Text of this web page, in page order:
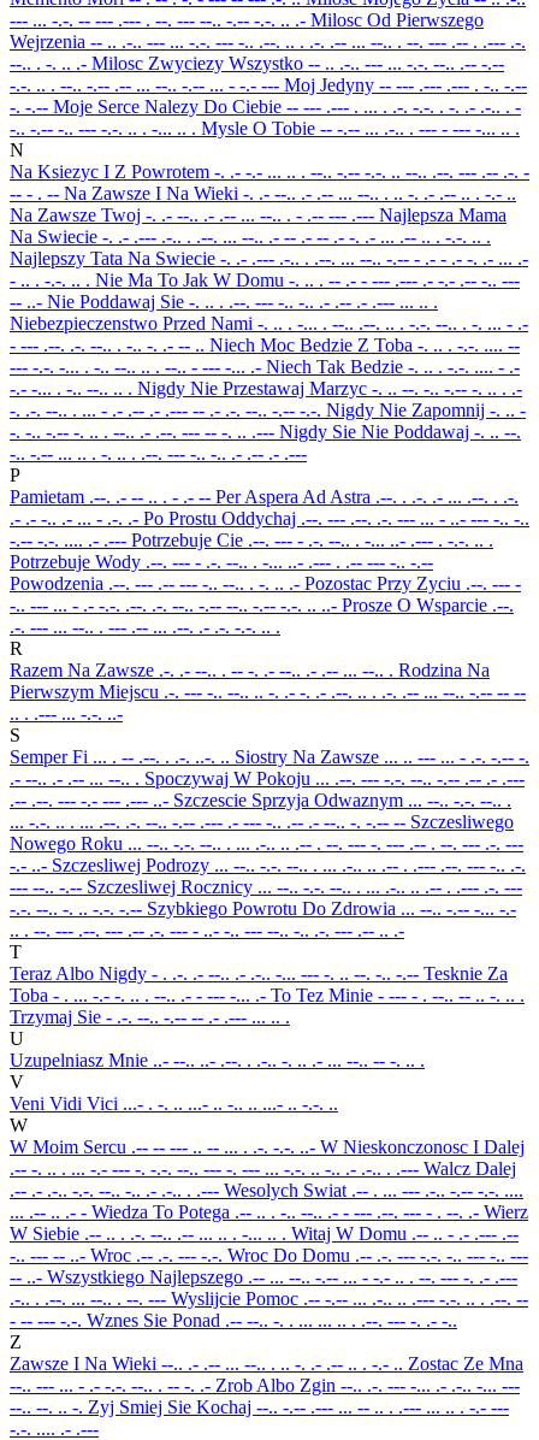
--- ... -.-. -- --- .--- . --. --- --.. -.-- -.-. .. .- Milosc Od Pierwszego
Wejrzenia -- .. .-.. --- ... -.-. --- -.. .--. .. . .-. .-- ... --.. . --. --- .-- . .--- .-.
--.. . -. .. .- Milosc Zwyciezy Wszystko -- .. .-.. --- ... -.-. --.. .-- -.--
-.-. .. . --.. -.-- .-- ... --.. -.-- ... - -.- --- Moj Jedyny -- --- .--- .--- . -.. -.--
-. -.-- Moje Serce Nalezy Do Ciebie -- --- .--- . ... . .-. -.-. . -. .- .-.. . -
-.. -.-- -.. --- -.-. .. . -... .. . Mysle O Tobie -- -.-- ... .-.. . --- - --- -... .. .
N
Na Ksiezyc I Z Powrotem -. .- -.- ... .. . --.. -.-- -.-. .. --.. .--. --- .-- .-. -
-- - . -- Na Zawsze I Na Wieki -. .- --.. .- .-- ... --.. . .. -. .- .-- .. . -.- ..
Na Zawsze Twoj -. .- --.. .- .-- ... --.. . - .-- --- .--- Najlepsza Mama
Na Swiecie -. .- .--- .-.. . .--. ... --.. .- -- .- -- .- -. .- ... .-- .. . -.-. .. .
Najlepszy Tata Na Swiecie -. .- .--- .-.. . .--. ... --.. -.-- - .- - .- -. .- ... .-
- .. . -.-. .. . Nie Ma To Jak W Domu -. .. . -- .- - --- .--- .- -.- .-- -.. ---
-- ..- Nie Poddawaj Sie -. .. . .--. --- -.. -.. .- .-- .- .--- ... .. .
Niebezpieczenstwo Przed Nami -. .. . -... . --.. .--. .. . -.-. --.. . -. ... - .-
- --- .--. .-. --.. . -.. -. .- -- .. Niech Moc Bedzie Z Toba -. .. . -.-. .... --
--- -.-. -... . -.. --.. .. . --.. - --- -... .- Niech Tak Bedzie -. .. . -.-. .... - .-
-.- -... . -.. --.. .. . Nigdy Nie Przestawaj Marzyc -. .. --. -.. -.-- -. .. . .-
-. .-. --.. . ... - .- .-- .- .--- -- .- .-. --.. -.-- -.-. Nigdy Nie Zapomnij -. .. -
-. -.. -.-- -. .. . --.. .- .--. --- -- -. .. .--- Nigdy Sie Nie Poddawaj -. .. --.
-.. -.-- ... .. . -. .. . .--. --- -.. -.. .- .-- .- .---
P
Pamietam .--. .- -- .. . - .- -- Per Aspera Ad Astra .--. . .-. .- ... .--. . .-.
.- .- -.. .- ... - .-. .- Po Prostu Oddychaj .--. --- .--. .-. --- ... - ..- --- -.. -..
-.-- -.-. .... .- .--- Potrzebuje Cie .--. --- - .-. --.. . -... ..- .--- . -.-. .. .
Potrzebuje Wody .--. --- - .-. --.. . -... ..- .--- . .-- --- -.. -.--
Powodzenia .--. --- .-- --- -.. --.. . -. .. .- Pozostac Przy Zyciu .--. --- -
-.. --- ... - .- -.-. .--. .-. --.. -.-- --.. -.-- -.-. .. ..- Prosze O Wsparcie .--.
.-. --- ... --.. . --- .-- ... .--. .- .-. -.-. .. .
R
Razem Na Zawsze .-. .- --.. . -- -. .- --.. .- .-- ... --.. . Rodzina Na
Pierwszym Miejscu .-. --- -.. --.. .. -. .- -. .- .--. .. . .-. .-- ... --.. -.-- -- --
.. . .--- ... -.-. ..-
S
Semper Fi ... . -- .--. . .-. ..-. .. Siostry Na Zawsze ... .. --- ... - .-. -.-- -.
.- --.. .- .-- ... --.. . Spoczywaj W Pokoju ... .--. --- -.-. --.. -.-- .-- .- .---
.-- .--. --- -.- --- .--- ..- Szczescie Sprzyja Odwaznym ... --.. -.-. --.. .
... -.-. .. . ... .--. .-. --.. -.-- .--- .- --- -.. .-- .- --.. -. -.-- -- Szczesliwego
Nowego Roku ... --.. -.-. --.. . ... .-.. .. .-- . --. --- -. --- .-- . --. --- .-. ---
-.- ..- Szczesliwej Podrozy ... --.. -.-. --.. . ... .-.. .. .-- . .--- .--. --- -.. .-.
--- --.. -.-- Szczesliwej Rocznicy ... --.. -.-. --.. . ... .-.. .. .-- . .--- .-. ---
-.-. --.. -. .. -.-. -.-- Szybkiego Powrotu Do Zdrowia ... --.. -.-- -... -.-
.. . --. --- .--. --- .-- .-. --- - ..- -.. --- --.. -.. .-. --- .-- .. .-
T
Teraz Albo Nigdy - . .-. .- --.. .- .-.. -... --- -. .. --. -.. -.-- Tesknie Za
Toba - . ... -.- -. .. . --.. .- - --- -... .- To Tez Minie - --- - . --.. -- .. -. .. .
Trzymaj Sie - .-. --.. -.-- -- .- .--- ... .. .
U
Uzupelniasz Mnie ..- --.. ..- .--. . .-.. -. .. .- ... --.. -- -. .. .
V
Veni Vidi Vici ...- . -. .. ...- .. -.. .. ...- .. -.-. ..
W
W Moim Sercu .-- -- --- .. -- ... . .-. -.-. ..- W Nieskonczonosc I Dalej
.-- -. .. . ... -.- --- -. -.-. --.. --- -. --- ... -.-. .. -.. .- .-.. . .--- Walcz Dalej
.-- .- .-.. -.-. --.. -.. .- .-.. . .--- Wesolych Swiat .-- . ... --- .-.. -.-- -.-. ....
... .-- .. .- - Wiedza To Potega .-- .. . -.. --.. .- - --- .--. --- - . --. .- Wierz
W Siebie .-- .. . .-. --.. .-- ... .. . -... .. . Witaj W Domu .-- .. - .- .--- .--
-.. --- -- ..- Wroc .-- .-. --- -.-. Wroc Do Domu .-- .-. --- -.-. -.. --- -.. ---
-- ..- Wszystkiego Najlepszego .-- ... --.. -.-- ... - -.- .. . --. --- -. .- .---
.-.. . .--. ... --.. . --. --- Wyslijcie Pomoc .-- -.-- ... .-.. .. .--- -.-. .. . .--. --
- -- --- -.-. Wznes Sie Ponad .-- --.. -. . ... ... .. . .--. --- -. .- -..
Z
Zawsze I Na Wieki --.. .- .-- ... --.. . .. -. .- .-- .. . -.- .. Zostac Ze Mna
--.. --- ... - .- -.-. --.. . -- -. .- Zrob Albo Zgin --.. .-. --- -... .- .-.. -... ---
--.. --. .. -. Zyj Smiej Sie Kochaj --.. -.-- .--- ... -- .. . .--- ... .. . -.- ---
-.-. .... .- .---